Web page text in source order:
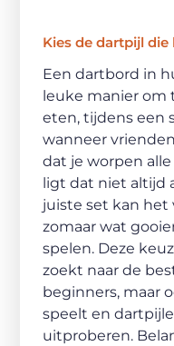
Kies de dartpijl
Een dartbord in
leuke manier
eten, tijdens een
wanneer
dat je worpen
ligt dat niet altijd
juiste set kan het
zomaar wat
spelen. Deze
zoekt naar de
beginners, maar
speelt en
uitproberen.